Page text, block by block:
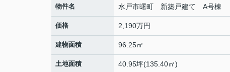
物件名 水戸市曙町 新築戸建て A号棟
価格 2,190万円
建物面積 96.25㎡
土地面積 40.95坪(135.40㎡)